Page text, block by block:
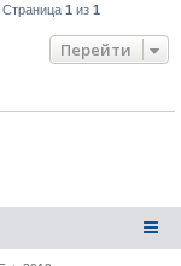
1 из 1
Перейти